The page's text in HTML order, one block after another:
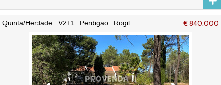
€ 840.000
Quinta/Herdade V2+1 Perdigão Rogil
terraços, equipada, furo, electricidade,